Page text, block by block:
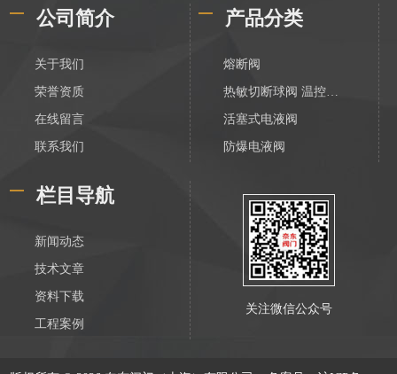
公司简介
关于我们
荣誉资质
在线留言
联系我们
产品分类
熔断阀
热敏切断球阀 温控切断阀
活塞式电液阀
防爆电液阀
装车数字控制阀
不锈钢活塞式电液阀
V788活塞式电液阀
膜片式电液阀
油库防爆紧急切断阀
栏目导航
新闻动态
技术文章
资料下载
工程案例
关注微信公众号